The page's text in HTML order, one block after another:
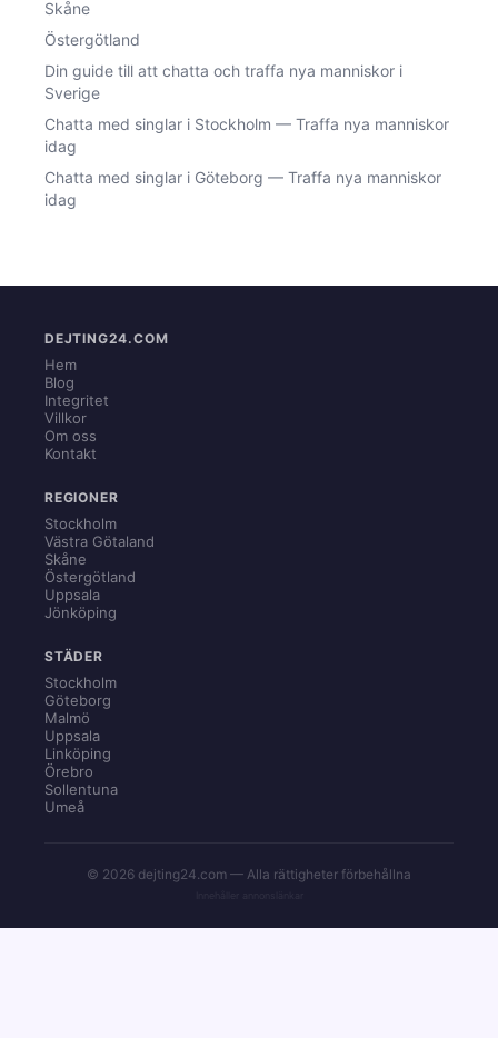
Skåne
Östergötland
Din guide till att chatta och traffa nya manniskor i
Sverige
Chatta med singlar i Stockholm — Traffa nya manniskor
idag
Chatta med singlar i Göteborg — Traffa nya manniskor
idag
DEJTING24.COM
Hem
Blog
Integritet
Villkor
Om oss
Kontakt
REGIONER
Stockholm
Västra Götaland
Skåne
Östergötland
Uppsala
Jönköping
STÄDER
Stockholm
Göteborg
Malmö
Uppsala
Linköping
Örebro
Sollentuna
Umeå
© 2026 dejting24.com — Alla rättigheter förbehållna